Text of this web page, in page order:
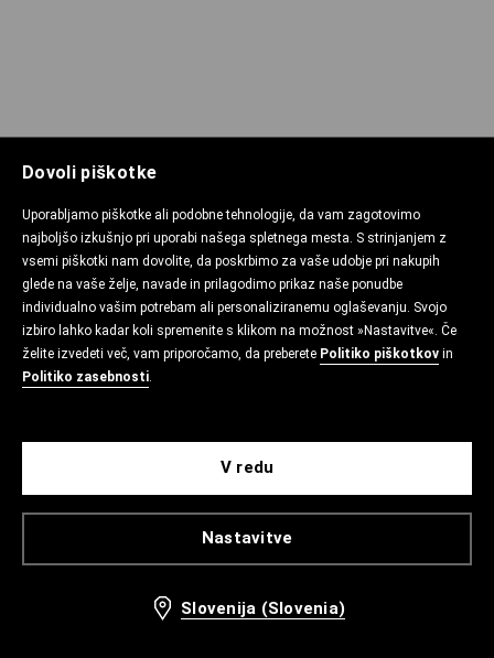
Dovoli piškotke
Uporabljamo piškotke ali podobne tehnologije, da vam zagotovimo
najboljšo izkušnjo pri uporabi našega spletnega mesta. S strinjanjem z
vsemi piškotki nam dovolite, da poskrbimo za vaše udobje pri nakupih
glede na vaše želje, navade in prilagodimo prikaz naše ponudbe
individualno vašim potrebam ali personaliziranemu oglaševanju. Svojo
izbiro lahko kadar koli spremenite s klikom na možnost »Nastavitve«. Če
želite izvedeti več, vam priporočamo, da preberete Politiko piškotkov in
Politiko zasebnosti.
Nastavitve
V redu
Slovenija (Slovenia)